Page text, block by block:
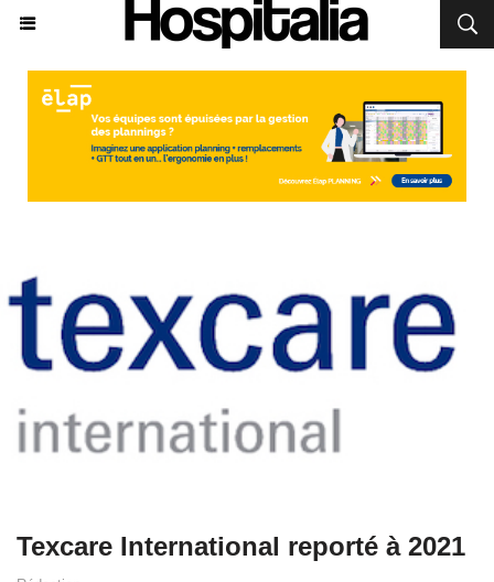
Texcare International reporté à 2021